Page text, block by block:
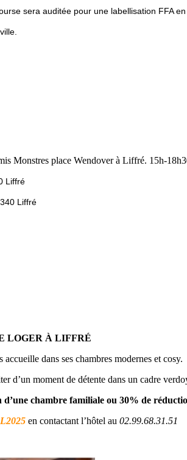
sera auditée pour une labellisation FFA en
Monstres place Wendover à Liffré. 15h-
Liffré
Liffré
LOGER À LIFFRÉ
dans ses chambres modernes et cosy.
d’un moment de détente dans un cadre
chambre familiale ou 30% de
en contactant l’hôtel au 02.99.68.31.51